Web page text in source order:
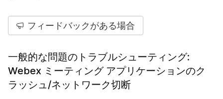
フィードバックがある場合
一般的な問題のトラブルシューティング:
Webex ミーティング アプリケーションのク
ラッシュ/ネットワーク切断